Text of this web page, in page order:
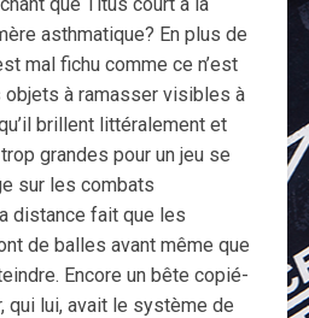
asthmatique? En plus de
mal fichu comme ce n’est
à ramasser visibles à
brillent littéralement et
grandes pour un jeu se
sur les combats
distance fait que les
de balles avant même que
Encore un bête copié-
qui lui, avait le système de